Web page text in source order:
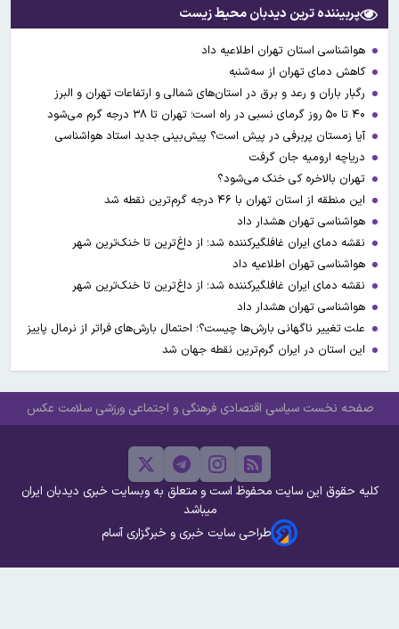
پربیننده ترین دیدبان محیط زیست
هواشناسی استان تهران اطلاعیه داد
کاهش دمای تهران از سه‌شنبه
رگبار باران و رعد و برق در استان‌های شمالی و ارتفاعات تهران و البرز
آیا زمستان پربرفی در پیش است؟ پیش‌بینی جدید استاد هواشناسی
دریاچه ارومیه جان گرفت
تهران بالاخره کی خنک می‌شود؟
این منطقه از استان تهران با ۴۶ درجه گرم‌ترین نقطه شد
هواشناسی تهران هشدار داد
نقشه دمای ایران غافلگیرکننده شد؛ از داغ‌ترین تا خنک‌ترین شهر
هواشناسی تهران اطلاعیه داد
نقشه دمای ایران غافلگیرکننده شد؛ از داغ‌ترین تا خنک‌ترین شهر
هواشناسی تهران هشدار داد
علت تغییر ناگهانی بارش‌ها چیست؟؛ احتمال بارش‌های فراتر از نرمال پاییز
این استان در ایران گرم‌ترین نقطه جهان شد
صفحه نخست سیاسی اقتصادی فرهنگی و اجتماعی ورزشی سلامت عکس
کلیه حقوق این سایت محفوظ است و متعلق به وبسایت خبری دیدبان ایران
میباشد
طراحی سایت خبری و خبرگزاری آسام